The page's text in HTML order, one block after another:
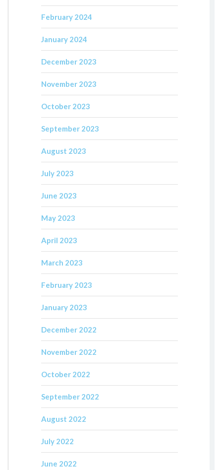
February 2024
January 2024
December 2023
November 2023
October 2023
September 2023
August 2023
July 2023
June 2023
May 2023
April 2023
March 2023
February 2023
January 2023
December 2022
November 2022
October 2022
September 2022
August 2022
July 2022
June 2022